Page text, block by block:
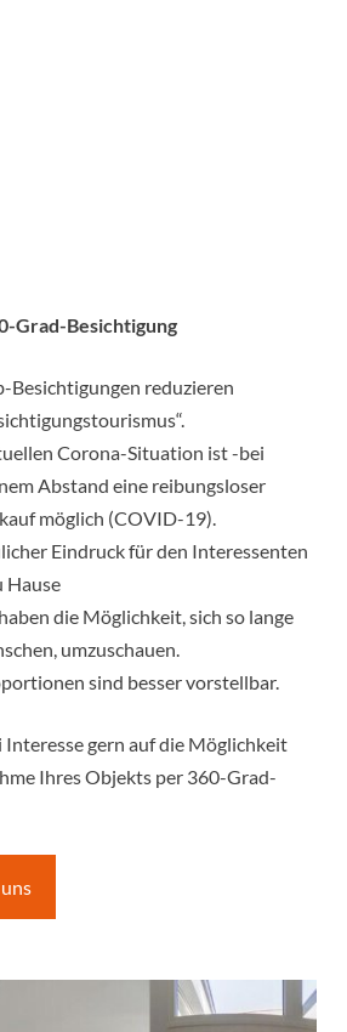
Grad-Besichtigung
Besichtigungen reduzieren
Corona-Situation ist -bei
Abstand eine reibungsloser
möglich (COVID-19).
Eindruck für den Interessenten
Hause
die Möglichkeit, sich so lange
umzuschauen.
sind besser vorstellbar.
Interesse gern auf die Möglichkeit
Ihres Objekts per 360-Grad-